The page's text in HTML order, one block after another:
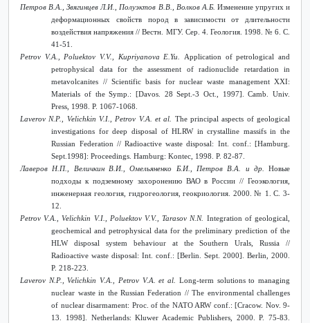
Петров В.А., Звягинцев Л.И., Полуэктов В.В., Волков А.Б. Изменение упругих и
деформационных свойств пород в зависимости от длительности
воздействия напряжения // Вестн. МГУ. Сер. 4. Геология. 1998. № 6.С
41-51.
Petrov V.A., Poluektov V.V., Kupriyanova E.Yu. Application of petrological and
petrophysical data for the assessment of radionuclide retardation in
metavolcanites // Scientific basis for nuclear waste management XXI:
Materials of the Symp.: [Davos. 28 Sept.-3 Oct., 1997]. Camb. Univ.
Press, 1998. P. 1067-1068.
Laverov N.P., Velichkin V.I., Petrov V.A. et al.
The principal aspects of geological
investigations for deep disposal of HLRW in crystalline massifs in the
Russian Federation // Radioactive waste disposal: Int. conf.: [Hamburg.
Sept.1998]: Proceedings. Hamburg: Kontec, 1998. P. 82-87.
Лаверов
Н. П., Величкин В. И.,Омельяненко Б. И., Петров В .А и др.Новые
подходы к подземному захоронению ВАО в России // Геоэкология,
инженерная геология, гидрогеология, геокриология. 2000. № 1.С . 3-
12.
Petrov V.A., Velichkin V.I., Poluektov V.V., Tarasov N.N. Integration of geological,
geochemical and petrophysical data for the preliminary prediction of the
HLW disposal system behaviour at the Southern Urals, Russia //
Radioactive waste disposal: Int. conf.: [Berlin. Sept. 2000]. Berlin, 2000.
P. 218-223.
Laverov N.P., Velichkin V.A., Petrov V.A. et al.
Long-term solutions to managing
nuclear waste in the Russian Federation // The environmental challenges
of nuclear disarmament: Proc. of the NATO ARW сonf.: [Cracow. Nov. 9-
13. 1998]. Netherlands: Kluwer Academic Publishers, 2000. P. 75-83.